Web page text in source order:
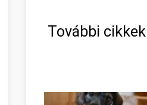
További cikkek